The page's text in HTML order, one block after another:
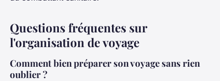
Questions fréquentes sur
l'organisation de voyage
Comment bien préparer son voyage sans rien
oublier ?